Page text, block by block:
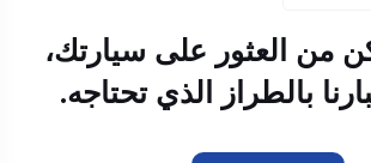
من العثور على سيارتك،
بالطراز الذي تحتاجه.